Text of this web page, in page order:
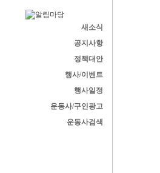
새소식
공지사항
정책대안
행사/이벤트
행사일정
운동사/구인광고
운동사검색